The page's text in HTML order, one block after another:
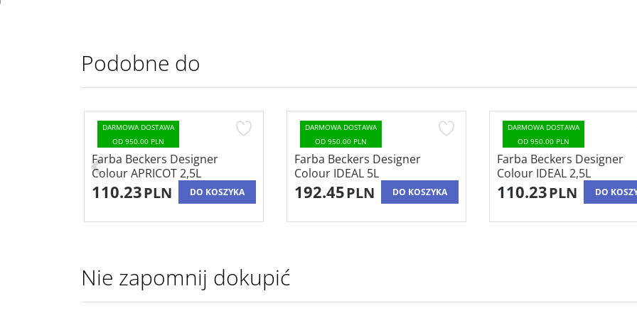
Podobne do
DARMOWA DOSTAWA
OD 950.00 PLN
Farba Beckers Designer
Colour IDEAL 5L
192.45PLN DO KOSZYKA
DARMOWA DOSTAWA
OD 950.00 PLN
Farba Beckers Designer
Colour IDEAL 2,5L
110.23PLN DO KOSZYKA
DARMOWA DOSTAWA
OD 950.00 PLN
Farba Beckers Designer
Colour PANNA COTTA 2,5L
110.23PLN DO
Nie zapomnij dokupić